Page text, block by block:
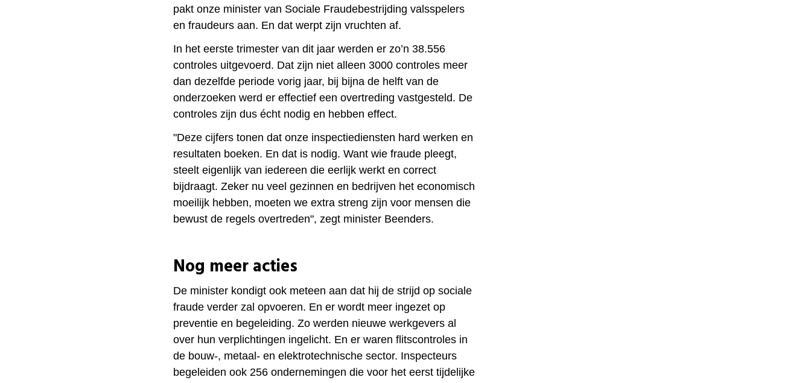
pakt onze minister van Sociale Fraudebestrijding valsspelers
en fraudeurs aan. En dat werpt zijn vruchten af.
In het eerste trimester van dit jaar werden er zo’n 38.556
controles uitgevoerd. Dat zijn niet alleen 3000 controles meer
dan dezelfde periode vorig jaar, bij bijna de helft van de
onderzoeken werd er effectief een overtreding vastgesteld. De
controles zijn dus écht nodig en hebben effect.
"Deze cijfers tonen dat onze inspectiediensten hard werken en
resultaten boeken. En dat is nodig. Want wie fraude pleegt,
steelt eigenlijk van iedereen die eerlijk werkt en correct
bijdraagt. Zeker nu veel gezinnen en bedrijven het economisch
moeilijk hebben, moeten we extra streng zijn voor mensen die
bewust de regels overtreden", zegt minister Beenders.
Nog meer acties
De minister kondigt ook meteen aan dat hij de strijd op sociale
fraude verder zal opvoeren. En er wordt meer ingezet op
preventie en begeleiding. Zo werden nieuwe werkgevers al
over hun verplichtingen ingelicht. En er waren flitscontroles in
de bouw-, metaal- en elektrotechnische sector. Inspecteurs
begeleiden ook 256 ondernemingen die voor het eerst tijdelijke